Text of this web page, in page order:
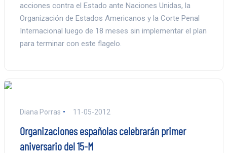
acciones contra el Estado ante Naciones Unidas, la
Organización de Estados Americanos y la Corte Penal
Internacional luego de 18 meses sin implementar el plan
para terminar con este flagelo.
Diana Porras 11-05-2012
Organizaciones españolas celebrarán primer
aniversario del 15-M